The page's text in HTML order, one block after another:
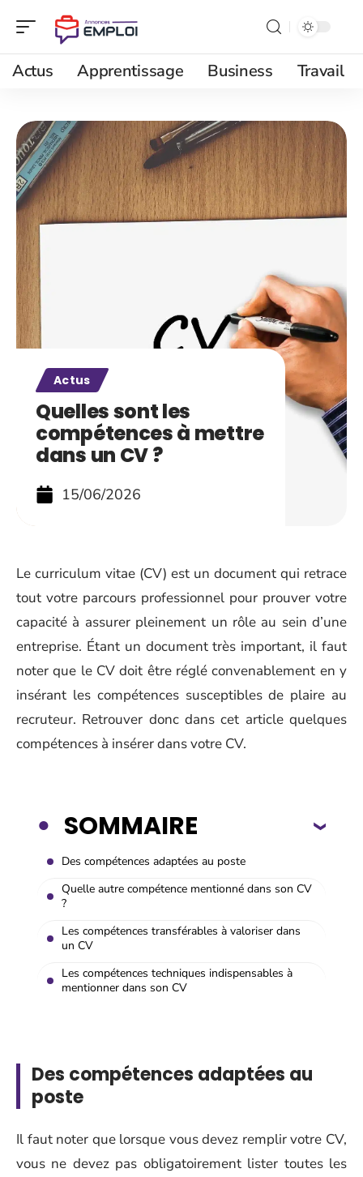
Actus Apprentissage Business Travail
Actus
Quelles sont les
compétences à mettre
dans un CV ?
15/06/2026
Le curriculum vitae (CV) est un document qui retrace
tout votre parcours professionnel pour prouver votre
capacité à assurer pleinement un rôle au sein d’une
entreprise. Étant un document très important, il faut
noter que le CV doit être réglé convenablement en y
insérant les compétences susceptibles de plaire au
recruteur. Retrouver donc dans cet article quelques
compétences à insérer dans votre CV.
SOMMAIRE
Des compétences adaptées au poste
Quelle autre compétence mentionné dans son CV
?
Les compétences transférables à valoriser dans
un CV
Les compétences techniques indispensables à
mentionner dans son CV
Des compétences adaptées au
poste
Il faut noter que lorsque vous devez remplir votre CV,
vous ne devez pas obligatoirement lister toutes les